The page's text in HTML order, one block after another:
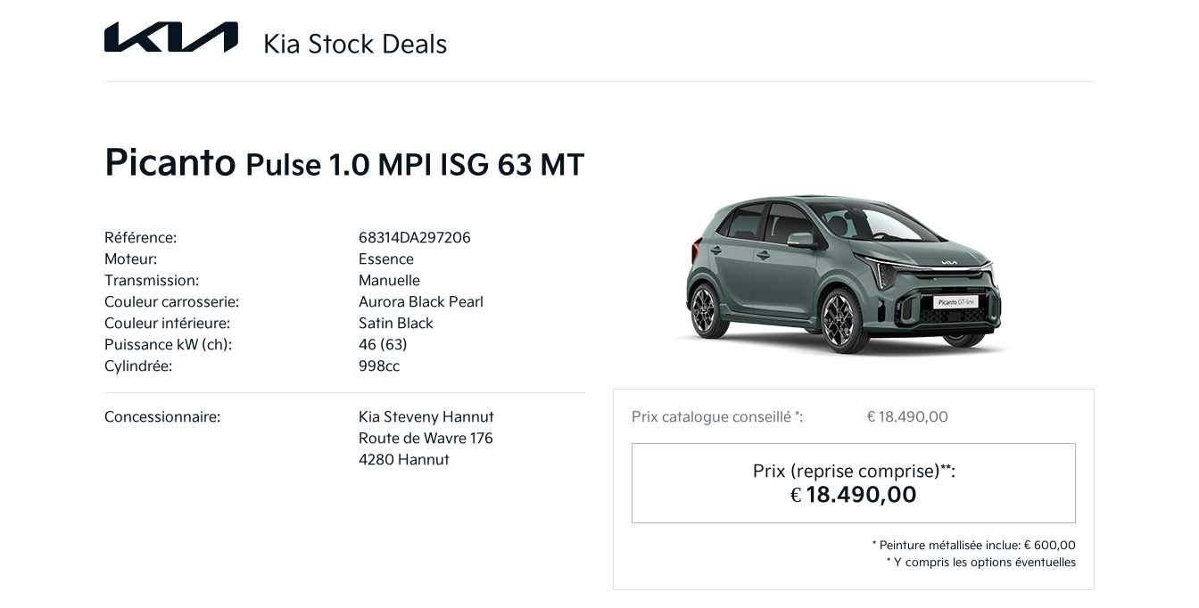
Kia Stock Deals
Picanto Pulse 1.0 MPI ISG 63 MT
Référence:
68314DA297206
Moteur:
Essence
Transmission:
Manuelle
Couleur carrosserie:
Aurora Black Pearl
Couleur intérieure:
Satin Black
Puissance kW (ch):
46 (63)
Cylindrée:
998cc
Concessionnaire:
Kia Steveny Hannut
Route de Wavre 176
4280 Hannut
Prix catalogue conseillé *: € 18.490,00
Prix (reprise comprise)**:
€ 18.490,00
* Peinture métallisée inclue: € 600,00
* Y compris les options éventuelles